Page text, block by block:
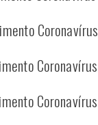
Coronavírus
Coronavírus
Coronavírus